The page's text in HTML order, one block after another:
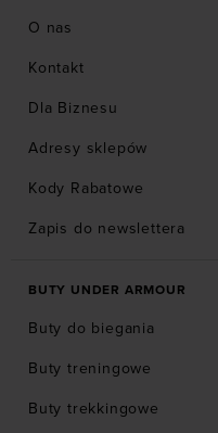
O nas
Kontakt
Dla Biznesu
Adresy sklepów
Kody Rabatowe
Zapis do newslettera
BUTY UNDER ARMOUR
Buty do biegania
Buty treningowe
Buty trekkingowe